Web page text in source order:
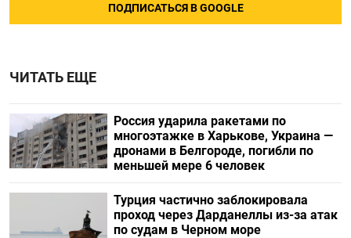
ПОДПИСАТЬСЯ В GOOGLE
ЧИТАТЬ ЕЩЕ
Россия ударила ракетами по
многоэтажке в Харькове, Украина —
дронами в Белгороде, погибли по
меньшей мере 6 человек
Турция частично заблокировала
проход через Дарданеллы из-за атак
по судам в Черном море